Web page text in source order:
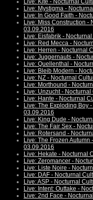
Live: Kite - Nocturnal
Live: Mystigma -
Live: In Good Faith -
Live: Miss Construction -
03.09.2016
Live: Eisfabrik -
Live: Red Mecca -
Live: Herren - Nocturnal
Live: Juggernauts -
Live: Quellenthal -
Live: Bleib Modern -
Live: NZ - Nocturnal
Live: Morthound -
Live: Unzucht -
Live: Hante - Nocturnal
Live: The Exploding Boy
03.09.2016
Live: King Dude -
Live: The Fair Sex -
Live: Rotersand -
Live: The Frozen
03.09.2016
Live: Hekate - Nocturnal
Live: Zeromancer -
Live: Liste Noire -
Live: DAF - Nocturnal
Live: ASP - Nocturnal
Live: Intent: Outtake -
Live: 2nd Face -